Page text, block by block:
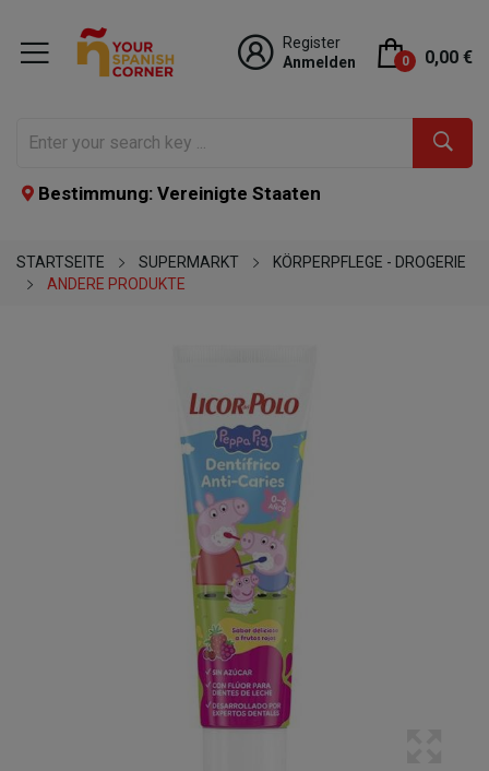
Register
Anmelden
0 0,00 €
Bestimmung: Vereinigte Staaten
STARTSEITE SUPERMARKT
KÖRPERPFLEGE - DROGERIE
ANDERE PRODUKTE